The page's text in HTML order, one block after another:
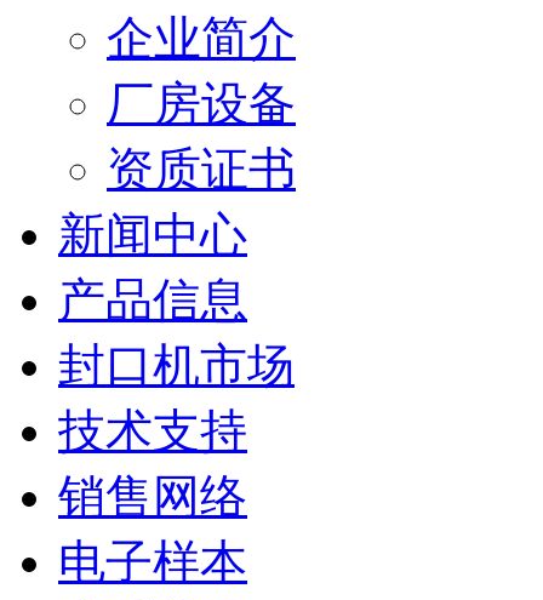
企业简介
厂房设备
资质证书
新闻中心
产品信息
封口机市场
技术支持
销售网络
电子样本